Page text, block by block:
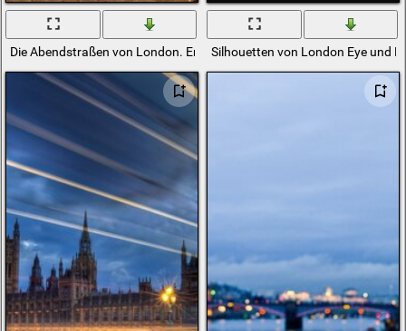
Die Abendstraßen von London. EnglandSilhouetten von London Eye und